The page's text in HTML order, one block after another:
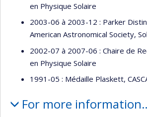
en Physique Solaire
2003-06 à 2003-12 : Parker
American Astronomical Society,
2002-07 à 2007-06 : Chaire de
en Physique Solaire
1991-05 : Médaille Plaskett,
For more